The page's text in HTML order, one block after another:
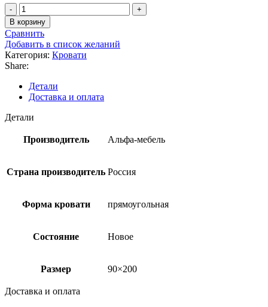
Количество
товара
Кровать
Наташа
В корзину
Сравнить
Добавить в список желаний
Категория: Кровати
Share:
Детали
Доставка и оплата
Детали
Производитель Альфа-мебель
Страна производитель Россия
Форма кровати прямоугольная
Состояние Новое
Размер 90×200
Доставка и оплата